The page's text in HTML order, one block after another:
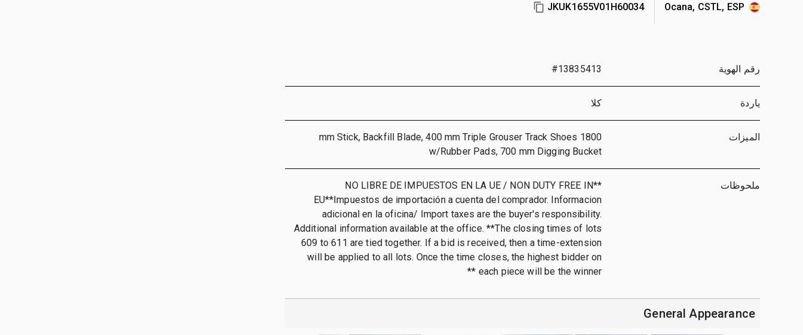
Ocana, CSTL, ESP
JKUK1655V01H60034
رقم الهوية #13835413
ياردة كلا
الميزات
1800 mm Stick, Backfill Blade, 400 mm Triple Grouser Track Shoes
w/Rubber Pads, 700 mm Digging Bucket
ملحوظات
**NO LIBRE DE IMPUESTOS EN LA UE / NON DUTY FREE IN
EU**Impuestos de importación a cuenta del comprador. Informacion
adicional en la oficina/ Import taxes are the buyer's responsibility.
Additional information available at the office. **The closing times of lots
609 to 611 are tied together. If a bid is received, then a time-extension
will be applied to all lots. Once the time closes, the highest bidder on
each piece will be the winner **
General Appearance